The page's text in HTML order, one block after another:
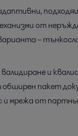
от
–
и
обширен пакет
и мрежа от